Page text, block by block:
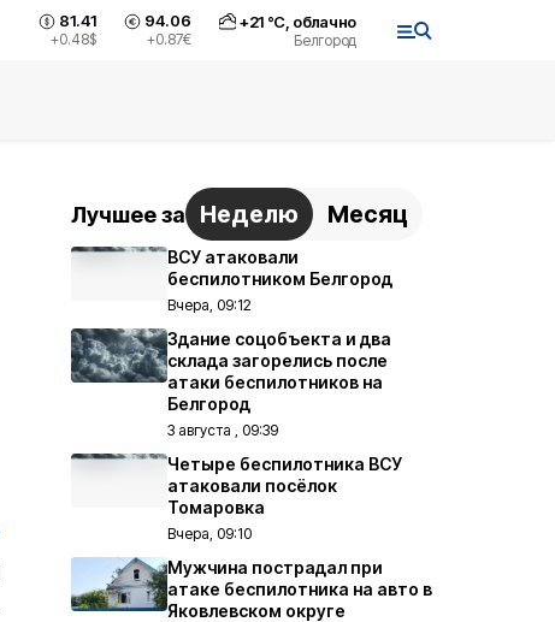
81.41
+0.48$
94.06
+0.87€
+21°С, облачно
Белгород
Лучшее за Неделю Месяц
ВСУ атаковали
беспилотником Белгород
Вчера, 09:12
Здание соцобъекта и два
склада загорелись после
атаки беспилотников на
Белгород
3 августа , 09:39
Четыре беспилотника ВСУ
атаковали посёлок
Томаровка
Вчера, 09:10
Мужчина пострадал при
атаке беспилотника на авто в
Яковлевском округе